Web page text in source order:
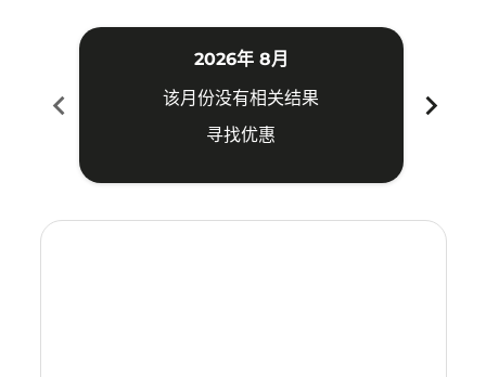
chevron_left
2026年 8月
该月份没有相关结果
寻找优惠
chevron_right